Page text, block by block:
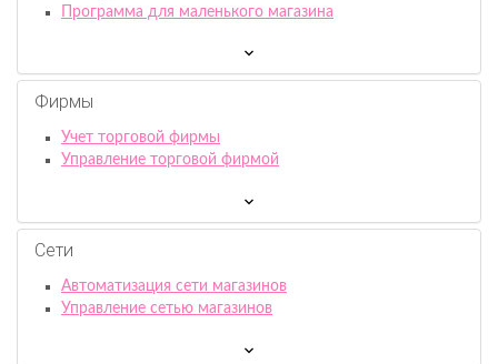
Программа для маленького магазина
Фирмы
Учет торговой фирмы
Управление торговой фирмой
Сети
Автоматизация сети магазинов
Управление сетью магазинов